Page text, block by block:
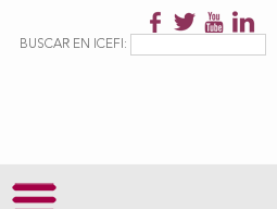
Formulario de
BUSCAR EN ICEFI: